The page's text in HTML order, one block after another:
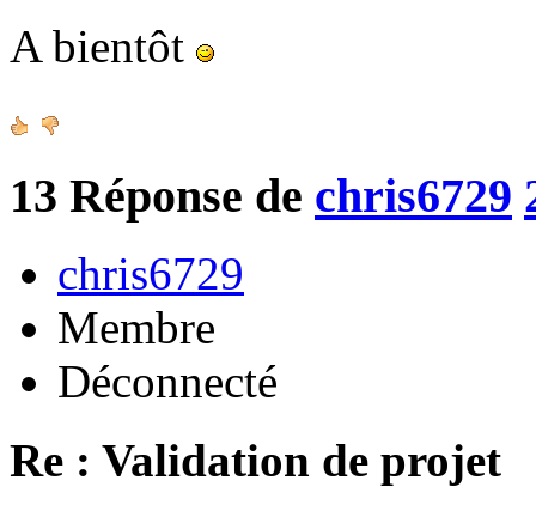
A bientôt
13 Réponse de chris6729
chris6729
Membre
Déconnecté
Re : Validation de projet